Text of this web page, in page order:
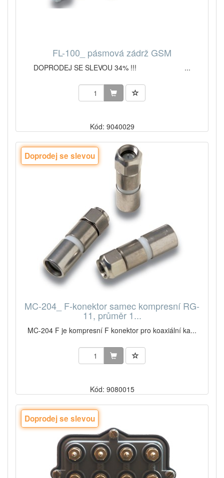
FL-100_ pásmová zádrž GSM
DOPRODEJ SE SLEVOU 34% !!! ...
Kód: 9040029
Doprodej se slevou
MC-204_ F-konektor samec kompresní RG-
11, průměr 1...
MC-204 F je kompresní F konektor pro koaxiální ka...
Kód: 9080015
Doprodej se slevou